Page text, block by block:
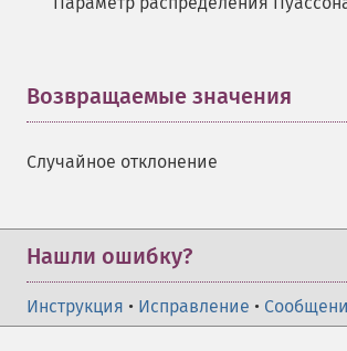
Возвращаемые значения
Случайное отклонение
Нашли ошибку?
Инструкция • Исправление •